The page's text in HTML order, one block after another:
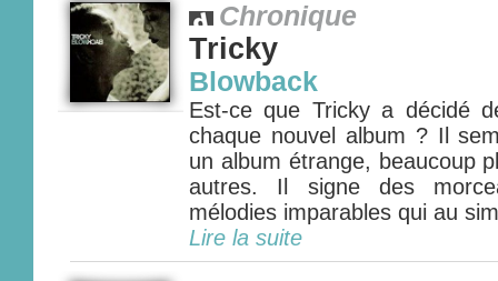
Chronique
Tricky
Blowback
Est-ce que Tricky a décidé
chaque nouvel album ? Il
un album étrange, beaucoup
autres. Il signe des
mélodies imparables qui au
Lire la suite